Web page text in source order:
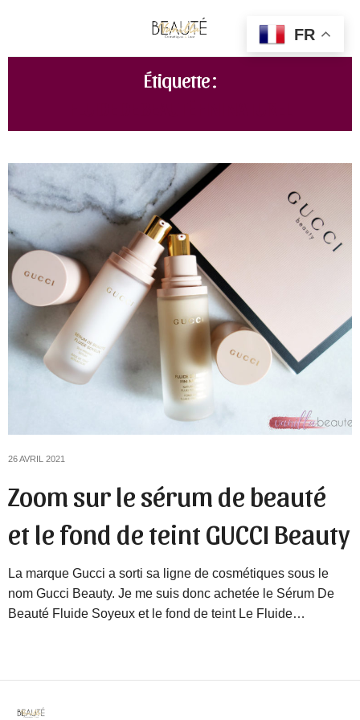
Étiquette :
26 AVRIL 2021
Zoom sur le sérum de beauté
et le fond de teint GUCCI Beauty
La marque Gucci a sorti sa ligne de cosmétiques sous le
nom Gucci Beauty. Je me suis donc achetée le Sérum De
Beauté Fluide Soyeux et le fond de teint Le Fluide…
FR